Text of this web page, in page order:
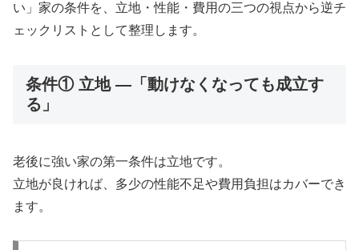
い」家の条件を、立地・性能・費用の三つの視点から逆チ
ェックリストとして整理します。
条件① 立地 ―「動けなくなっても成立す
る」
老後に強い家の第一条件は立地です。
立地が良ければ、多少の性能不足や費用負担はカバーでき
ます。